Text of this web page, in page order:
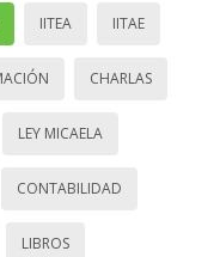
IITEA IITAE
CHARLAS
LEY MICAELA
CONTABILIDAD
LIBROS